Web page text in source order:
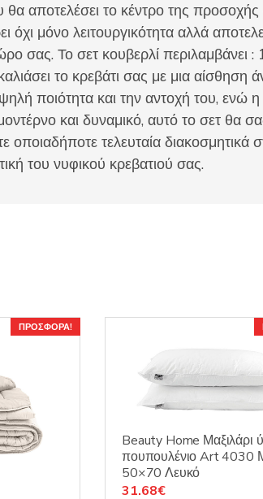
θα αποτελέσει το κέντρο της
μόνο λειτουργικότητα αλλά
σας. Το σετ κουβερλί περιλαμβάνει
το κρεβάτι σας με μια αίσθηση
ποιότητα και την αντοχή του, ενώ
και δυναμικό, αυτό το σετ θα
τελευταία διακοσμητικά
του νυφικού κρεβατιού σας.
ΠΡΟΣΦΟΡΆ!
Beauty Home Μαξιλάρι
πουπουλένιο Art 4030
50×70 Λευκό
Original
31.68€Η